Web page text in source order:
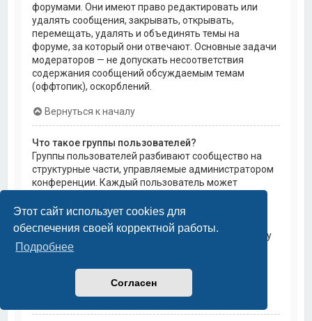
Этот сайт использует cookies для
обеспечения своей корректной работы.
Подробнее
Согласен
форумами. Они имеют право редактировать или
удалять сообщения, закрывать, открывать,
перемещать, удалять и объединять темы на
форуме, за который они отвечают. Основные задачи
модераторов — не допускать несоответствия
содержания сообщений обсуждаемым темам
(оффтопик), оскорблений.
Вернуться к началу
Что такое группы пользователей?
Группы пользователей разбивают сообщество на
структурные части, управляемые администратором
конференции. Каждый пользователь может
могут быть назначены индивидуальные права
доступа. Это облегчает администраторам
назначение прав доступа одновременно большому
количеству пользователей, например, изменение
пользователям доступа к приватным форумам.
Вернуться к началу